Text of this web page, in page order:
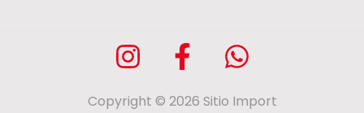
Copyright © 2026 Sitio Import